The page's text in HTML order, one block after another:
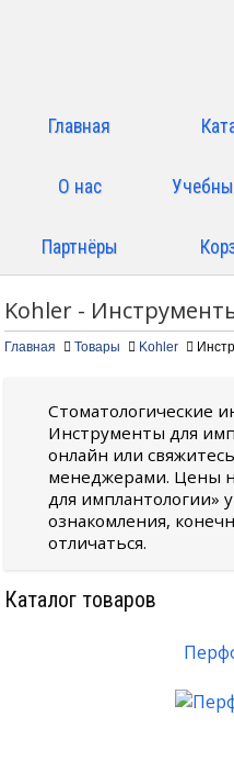
Главная
О нас
Партнёры
Kohler -
Главная Товары Kohler
Стоматологические
Инструменты для
онлайн или
менеджерами. Цены
для имплантологии»
ознакомления,
отличаться.
Каталог товаров